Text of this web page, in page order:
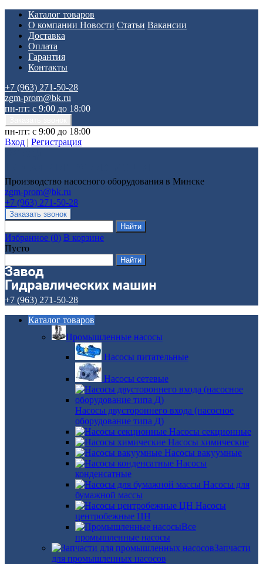
Каталог товаров
О компании Новости Статьи Вакансии
Доставка
Оплата
Гарантия
Контакты
+7 (963) 271-50-28
zgm-prom@bk.ru
пн-пт: с 9:00 до 18:00
пн-пт: с 9:00 до 18:00
Вход | Регистрация
Производство насосного оборудования в Минске
zgm-prom@bk.ru
+7 (963) 271-50-28
Избранное (0) В корзине
Пусто
+7 (963) 271-50-28
Каталог товаров
Промышленные насосы
Насосы питательные
Насосы сетевые
Насосы двустороннего входа (насосное
оборудование типа Д)
Насосы секционные
Насосы химические
Насосы вакуумные
Насосы
конденсатные
Насосы для
бумажной массы
Насосы
центробежные ЦН
Все
промышленные насосы
Запчасти
для промышленных насосов